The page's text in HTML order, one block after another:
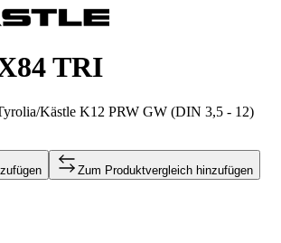
TRI
Kästle K12 PRW GW (DIN 3,5 - 12)
Zum Produktvergleich hinzufügen